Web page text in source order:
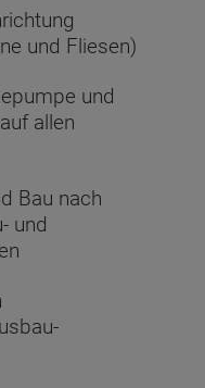
und Fliesen)
und
allen
Bau nach
und